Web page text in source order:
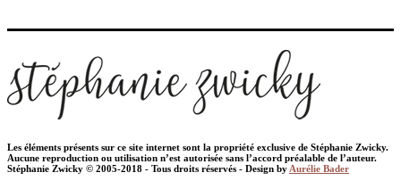
Les éléments présents sur ce site internet sont la propriété exclusive de Stéphanie Zwicky.
Aucune reproduction ou utilisation n’est autorisée sans l’accord préalable de l’auteur.
Stéphanie Zwicky © 2005-2018 - Tous droits réservés - Design byAurélie Bader